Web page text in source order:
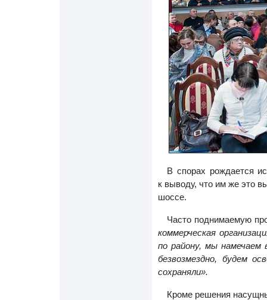
В спорах рождается
к выводу, что им же это
шоссе.
Часто поднимаемую
коммерческая
по району, мы
безвозмездно, будем
сохраняли».
Кроме решения